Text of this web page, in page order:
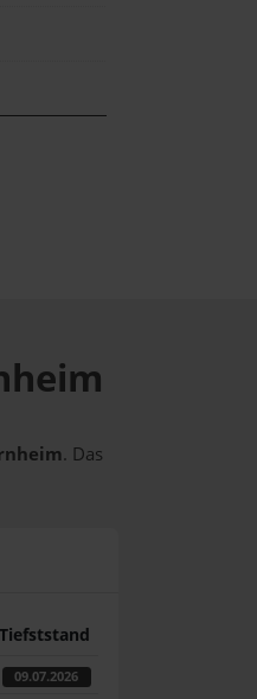
. Das
Tiefststand
09.07.2026